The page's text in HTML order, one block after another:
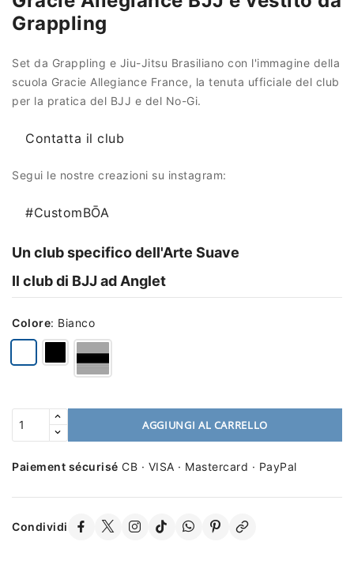
Grappling
Set da Grappling e Jiu-Jitsu Brasiliano con l'immagine della
scuola Gracie Allegiance France, la tenuta ufficiale del club
per la pratica del BJJ e del No-Gi.
Contatta il club
Segui le nostre creazioni su instagram:
#CustomBŌA
Un club specifico dell'Arte Suave
Il club di BJJ ad Anglet
Colore: Bianco
AGGIUNGI AL CARRELLO
Paiement sécurisé CB · VISA · Mastercard · PayPal
Condividi